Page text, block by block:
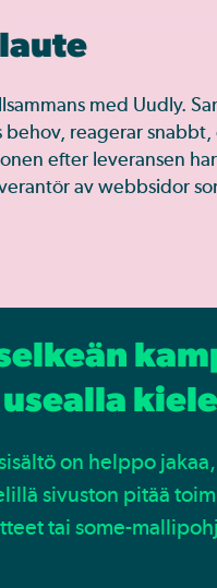
med Uudly.
reagerar
efter leveransen
av webbsidor
on helppo
sivuston pitää
tai some-